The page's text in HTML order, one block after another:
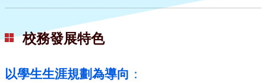
校務發展特色
以學生生涯規劃為導向 ：